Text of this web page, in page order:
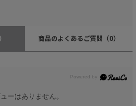
商品のよくあるご質問 （0）
ーはありません。